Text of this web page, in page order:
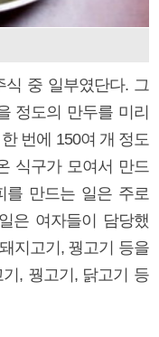
중 일부였단다. 그
정도의 만두를 미리
번에 150여 개 정도
식구가 모여서 만드
를 만드는 일은 주로
은 여자들이 담당했
지고기, 꿩고기 등을
, 꿩고기, 닭고기 등